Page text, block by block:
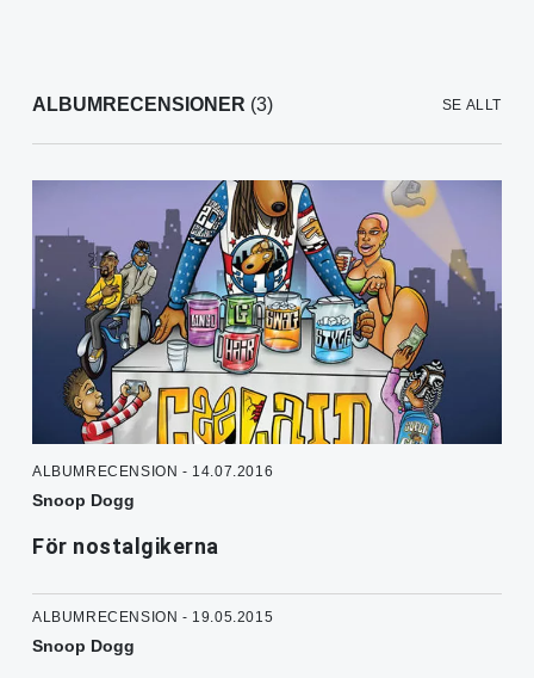
ALBUMRECENSIONER (3) SE ALLT
ALBUMRECENSION - 14.07.2016
Snoop Dogg
För nostalgikerna
ALBUMRECENSION - 19.05.2015
Snoop Dogg